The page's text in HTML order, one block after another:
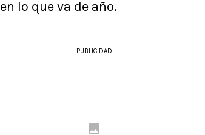
lo que va de año.
PUBLICIDAD